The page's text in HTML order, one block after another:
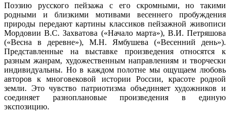
Поэзию русского пейзажа с его скромными, но такими
родными и близкими мотивами весеннего пробуждения
природы передают картины классиков пейзажной живописи
Мордовии В.С. Захватова («Начало марта»), В.И. Петряшова
(«Весна в деревне»), М.Н. Ямбушева («Весенний день»).
Представленные на выставке произведения относятся к
разным жанрам, художественным направлениям и творчески
индивидуальны. Но в каждом полотне мы ощущаем любовь
авторов к многовековой истории России, красоте родной
земли. Это чувство патриотизма объединяет художников и
соединяет разноплановые произведения в единую
экспозицию.